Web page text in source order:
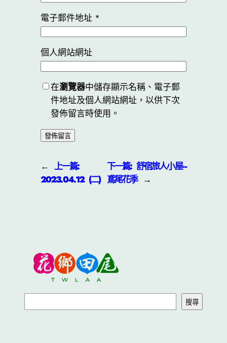
電子郵件地址 *
個人網站網址
在瀏覽器中儲存顯示名稱、電子郵
件地址及個人網站網址，以供下次
發佈留言時使用。
← 上一篇:
2023.04.12 (二)
下一篇: 舒宿旅人小屋~
鳶尾花季 →
搜尋